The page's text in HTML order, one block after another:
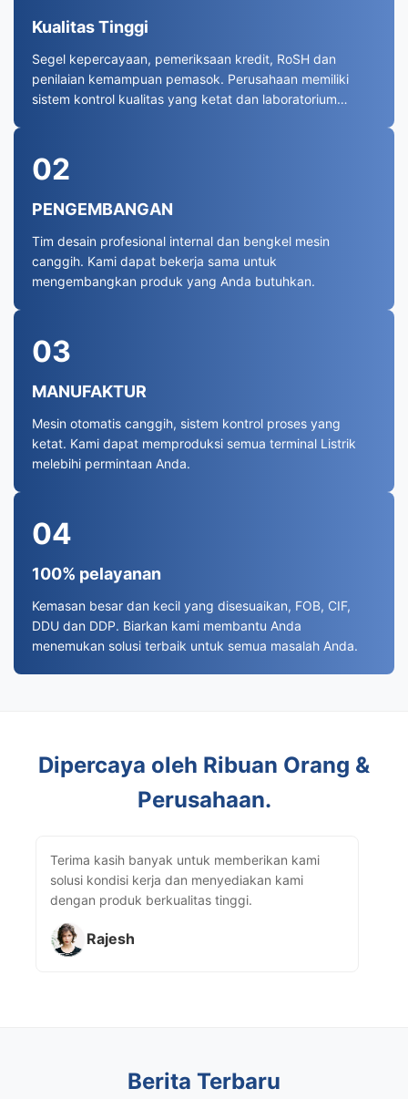
Kualitas Tinggi
Segel kepercayaan, pemeriksaan kredit, RoSH dan
penilaian kemampuan pemasok. Perusahaan memiliki
sistem kontrol kualitas yang ketat dan laboratorium
02
PENGEMBANGAN
Tim desain profesional internal dan bengkel mesin
canggih. Kami dapat bekerja sama untuk
mengembangkan produk yang Anda butuhkan.
03
MANUFAKTUR
Mesin otomatis canggih, sistem kontrol proses yang
ketat. Kami dapat memproduksi semua terminal Listrik
melebihi permintaan Anda.
04
100% pelayanan
Kemasan besar dan kecil yang disesuaikan, FOB, CIF,
DDU dan DDP. Biarkan kami membantu Anda
menemukan solusi terbaik untuk semua masalah Anda.
Dipercaya oleh Ribuan Orang &
Perusahaan.
Terima kasih banyak untuk memberikan kami
solusi kondisi kerja dan menyediakan kami
dengan produk berkualitas tinggi.
Rajesh
Berita Terbaru